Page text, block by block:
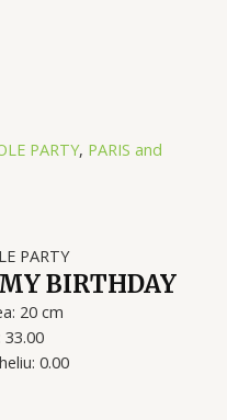
PARTY, PARIS and
PARTY
BIRTHDAY
20 cm
33.00
0.00